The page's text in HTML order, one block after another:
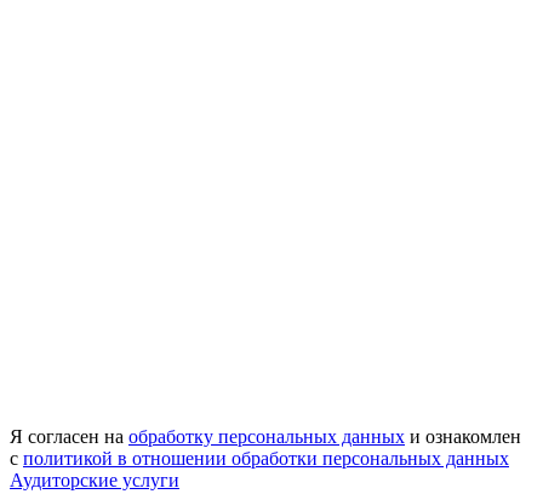
Я согласен на обработку персональных данных и ознакомлен
с политикой в отношении обработки персональных данных
Аудиторские услуги